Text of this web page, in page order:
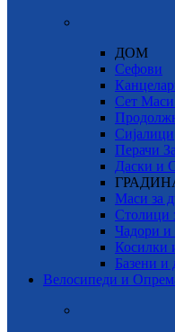
ДОМ
Сефови
Сет
Сијалици
Перачи
Даски и
Маси за
Столици
Чадори и
Косилки
Базени и
Велосипеди и